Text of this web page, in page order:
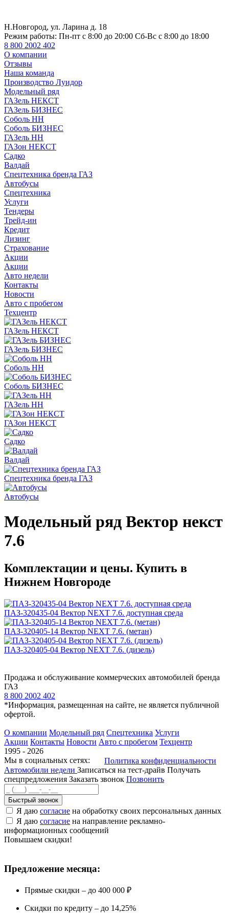
Н.Новгород, ул. Ларина д. 18
Режим работы: Пн-пт с 8:00 до 20:00 Сб-Вс с 8:00 до 18:00
8 800 2002 402
О компании
Отзывы
Наша команда
Производство Луидор
Модельный ряд
ГАЗель НЕКСТ
ГАЗель БИЗНЕС
Соболь НН
Соболь БИЗНЕС
ГАЗель НН
ГАЗон НЕКСТ
Садко
Валдай
Спецтехника бренда ГАЗ
Автобусы
Спецтехника
Услуги
Тендеры
Трейд-ин
Кредит
Лизинг
Страхование
Акции
Акции
Авто недели
Контакты
Новости
Авто с пробегом
Техцентр
ГАЗель НЕКСТ
ГАЗель БИЗНЕС
Соболь НН
Соболь БИЗНЕС
ГАЗель НН
ГАЗон НЕКСТ
Садко
Валдай
Спецтехника бренда ГАЗ
Автобусы
Модельный ряд Вектор некст
7.6
Комплектации и цены. Купить в
Нижнем Новгороде
ПАЗ-320435-04 Вектор NEXT 7.6. доступная среда
ПАЗ-320405-14 Вектор NEXT 7.6. (метан)
ПАЗ-320405-04 Вектор NEXT 7.6. (дизель)
Продажа и обслуживание коммерческих автомобилей бренда
ГАЗ
8 800 2002 402
*Информация, размещенная на сайте, не является публичной
офертой.
О компании Модельный ряд Спецтехника Услуги
Акции Контакты Новости Авто с пробегом Техцентр
1995 - 2026
Мы в социальных сетях:
Политика конфиденциальности
Автомобили недели Записаться на тест-драйв Получать
спецпредложения Заказать звонок Позвонить
Быстрый звонок
Я даю согласие на обработку своих персональных данных
Я даю согласие на направление рекламно-
информационных сообщений
Повышаем скидки!
Предложение месяца:
Прямые скидки – до 400 000 ₽
Скидки по кредиту – до 14,25%